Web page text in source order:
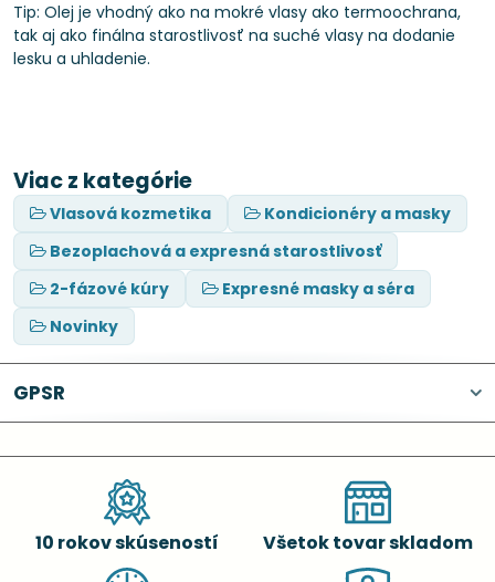
Tip: Olej je vhodný ako na mokré vlasy ako termoochrana,
tak aj ako finálna starostlivosť na suché vlasy na dodanie
lesku a uhladenie.
Viac z kategórie
Vlasová kozmetika
Kondicionéry a masky
Bezoplachová a expresná starostlivosť
2-fázové kúry
Expresné masky a séra
Novinky
GPSR
10 rokov skúseností Všetok tovar skladom